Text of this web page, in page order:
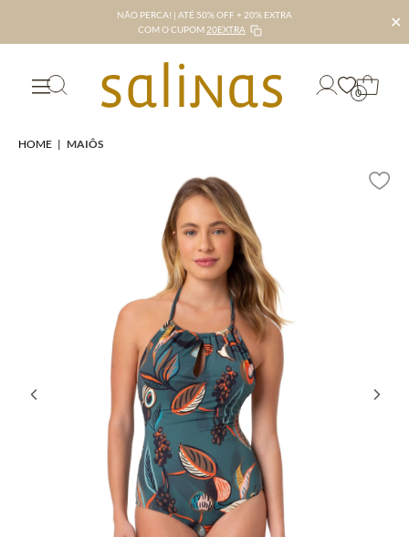
NÃO PERCA! | ATÉ 50% OFF + 20% EXTRA
COM O CUPOM 20EXTRA ✕
0
HOME | MAIÔS